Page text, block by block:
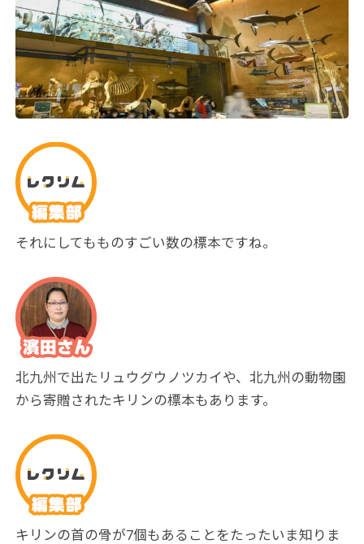
それにしてもものすごい数の標本ですね。
北九州で出たリュウグウノツカイや、北九州の動物園
から寄贈されたキリンの標本もあります。
キリンの首の骨が7個もあることをたったいま知りま